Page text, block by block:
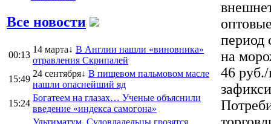
Все новости
00:13
14 марта↓ В Англии нашли «виновника»
отравления Скрипалей
15:49
24 сентября↓ В пищевом пальмовом масле
нашли опаснейший яд
15:24
Богатеем на глазах… Ученые объяснили
введение «индекса самогона»
Ультиматум. Судовладельцы грозятся
период
на
46